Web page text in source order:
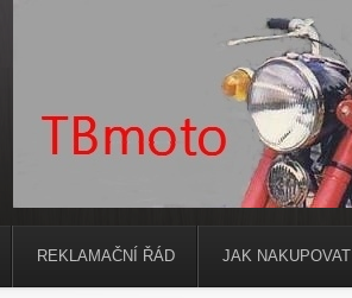
REKLAMAČNÍ ŘÁD JAK NAKUPOVAT